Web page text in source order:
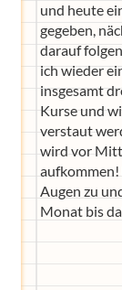
und heute
gegeben,
darauf
ich wieder
insgesamt
Kurse und
verstaut
wird vor
Augen zu
Monat bis